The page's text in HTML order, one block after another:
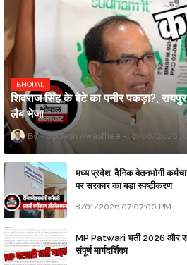
BHOPAL
शिवराज सिंह के बेटे का पनीर पकड़ा?,
लैब भेजा
Updesh Awasthee 8/06/2026
मध्य प्रदेश: दैनिक वेतनभोगी
पर सरकार का बड़ा स्पष्टीकरण
8/01/2026 07:07:00 PM
MP Patwari भर्ती 2026 और
संपूर्ण मार्गदर्शिका